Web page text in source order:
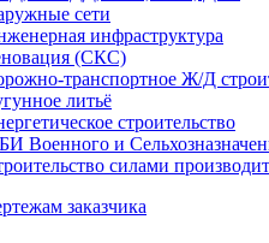
сети
инфраструктура
(СКС)
транспортное Ж/Д
литьё
строительство
Военного и
силами
заказчика